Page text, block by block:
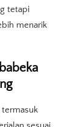
tetapi
menarik
termasuk